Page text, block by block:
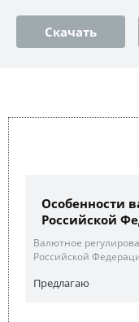
Скачать
Особенности
Российской
Валютное
Российской
Предлагаю